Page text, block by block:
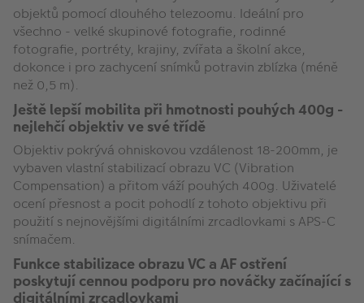
objektů pomocí dlouhého telezoomu. Ideální pro
všechno - velké skupinové fotografie, rodinné
fotografie, portréty, krajiny, zvířata a školní akce,
dokonce i pro zachycení snímků potravin zblízka (méně
než 0,5 m).
Ještě lepší mobilita při hmotnosti pouhých 400g -
nejlehčí objektiv ve své třídě
Objektiv pokrývá ohniskovou vzdálenost 18-200mm, je
vybaven vlastní stabilizací obrazu VC (Vibration
Compensation) a přitom váží pouhých 400g. Uživatelé
ocení přesnost a pocit pohodlí z tohoto objektivu při
použití s nejnovějšími digitálními zrcadlovkami s APS-C
snímačem.
Funkce stabilizace obrazu VC a AF ostření
poskytují cennou podporu pro nováčky začínající s
digitálními zrcadlovkami